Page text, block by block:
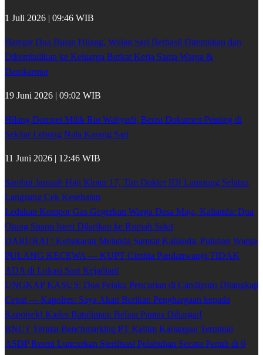
1 Juli 2026 | 09:46 WIB
Hampir Dua Bulan Hilang, Wulan Sari Berhasil Ditemukan dan
Dikembalikan ke Keluarga Berkat Kerja Sama Warga &
Damkarmat
19 Juni 2026 | 09:02 WIB
Hilang Dompet Milik Rio Wahyudi, Berisi Dokumen Penting di
Sekitar Lebung Nala Karang Sari
11 Juni 2026 | 12:46 WIB
Sambut Jamaah Haji Kloter 17, Tim Dokter IDI Lampung Selatan
Langsung Cek Kesehatan
Ledakan Kompor Gas Gegerkan Warga Desa Maja, Kalianda: Dua
Orang Suami Isteri Dilarikan ke Rumah Sakit
DARURAT! Kebakaran Melanda Samsat Kalianda, Puluhan Warga
PULANG KECEWA — KUPT Cinthia Pandanwangi TIDAK
ADA di Lokasi Saat Kejadian!
UNGKAP KASUS: Dua Pelaku Pencurian di Candipuro Ditangkap
Cepat — Kapolres: Saya Akan Berikan Penghargaan kepada
Kapolsek! Kades Batuliman: Beliau Pantas Dihargai!
BNCT Terima Benchmarking PT Kaltim Kariangau Terminal
ASDP Resmi Luncurkan Sterilisasi Pelabuhan Secara Penuh di 6